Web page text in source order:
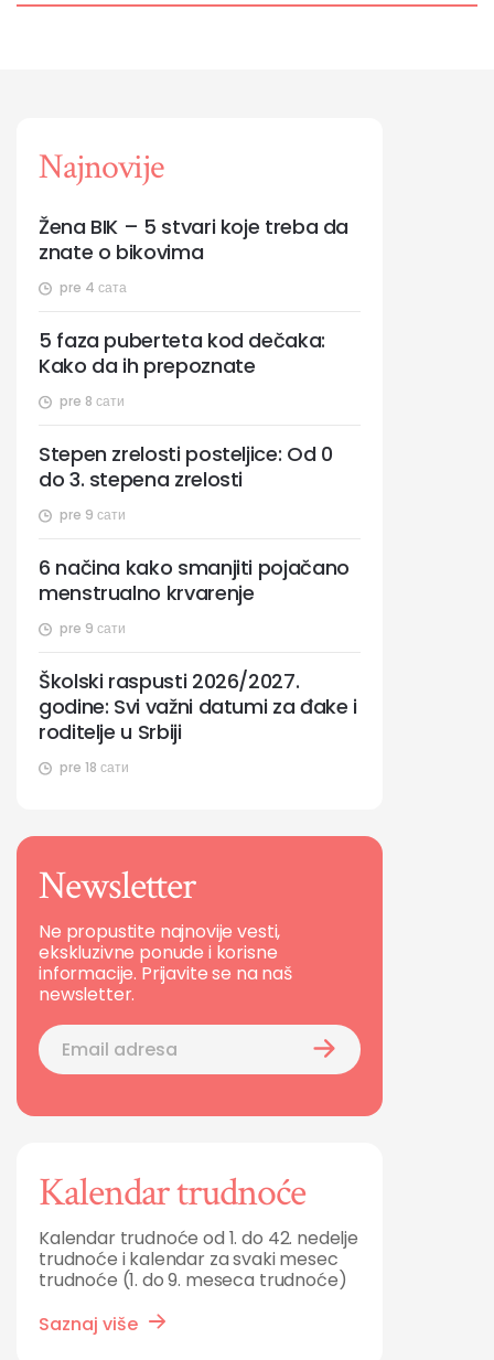
Najnovije
pre 4 сата
Žena BIK – 5 stvari koje treba da
znate o bikovima
pre 8 сати
5 faza puberteta kod dečaka:
Kako da ih prepoznate
pre 9 сати
Stepen zrelosti posteljice: Od 0
do 3. stepena zrelosti
pre 9 сати
6 načina kako smanjiti pojačano
menstrualno krvarenje
pre 18 сати
Školski raspusti 2026/2027.
godine: Svi važni datumi za đake i
roditelje u Srbiji
Newsletter
Ne propustite najnovije vesti,
ekskluzivne ponude i korisne
informacije. Prijavite se na naš
newsletter.
Kalendar trudnoće
Kalendar trudnoće od 1. do 42. nedelje
trudnoće i kalendar za svaki mesec
trudnoće (1. do 9. meseca trudnoće)
Saznaj više